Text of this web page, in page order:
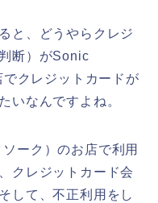
と、どうやらクレジ
断）がSonic
クレジットカードが
いなんですよね。
ーク）のお店で利用
クレジットカード会
して、不正利用をし